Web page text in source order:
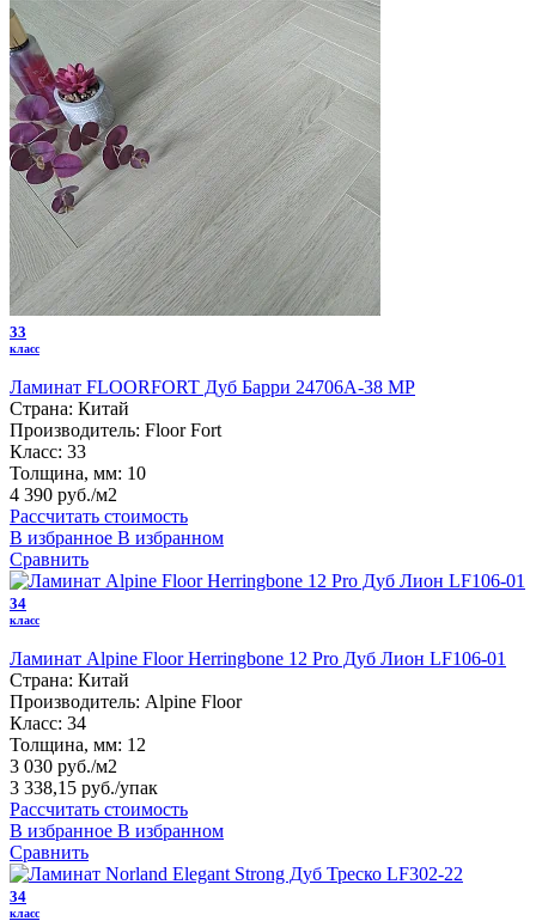
33
класс
Ламинат FLOORFORT Дуб Барри 24706A-38 MP
Страна: Китай
Производитель: Floor Fort
Класс: 33
Толщина, мм: 10
4 390 руб./м2
Рассчитать стоимость
В избранное В избранном
Сравнить
34
класс
Ламинат Alpine Floor Herringbone 12 Pro Дуб Лион LF106-01
Страна: Китай
Производитель: Alpine Floor
Класс: 34
Толщина, мм: 12
3 030 руб./м2
3 338,15 руб./упак
Рассчитать стоимость
В избранное В избранном
Сравнить
34
класс